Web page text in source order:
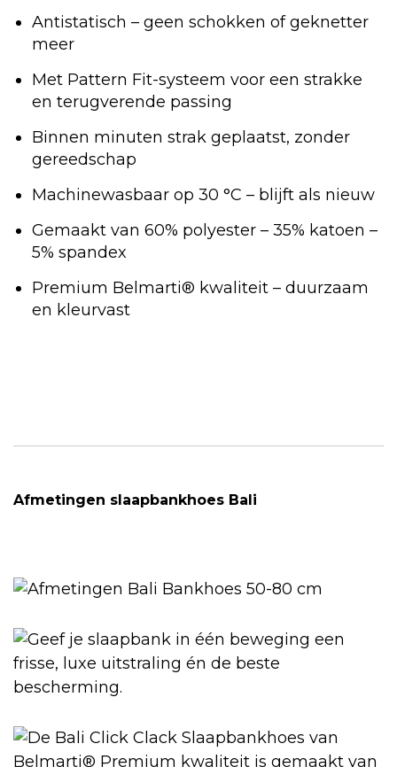
Antistatisch – geen schokken of geknetter
meer
Met Pattern Fit-systeem voor een strakke
en terugverende passing
Binnen minuten strak geplaatst, zonder
gereedschap
Machinewasbaar op 30 °C – blijft als nieuw
Gemaakt van 60% polyester – 35% katoen –
5% spandex
Premium Belmarti® kwaliteit – duurzaam
en kleurvast
Afmetingen slaapbankhoes Bali